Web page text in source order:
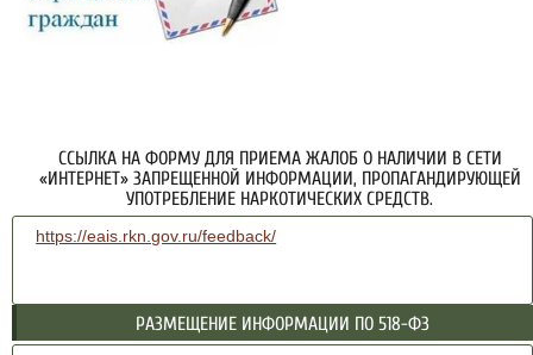
ССЫЛКА НА ФОРМУ ДЛЯ ПРИЕМА ЖАЛОБ О НАЛИЧИИ В СЕТИ
«ИНТЕРНЕТ» ЗАПРЕЩЕННОЙ ИНФОРМАЦИИ, ПРОПАГАНДИРУЮЩЕЙ
УПОТРЕБЛЕНИЕ НАРКОТИЧЕСКИХ СРЕДСТВ.
https://eais.rkn.gov.ru/feedback/
РАЗМЕЩЕНИЕ ИНФОРМАЦИИ ПО 518-ФЗ